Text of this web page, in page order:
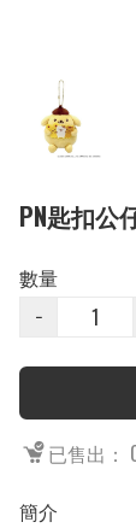
PN匙扣公
數量
−
已售出：
簡介